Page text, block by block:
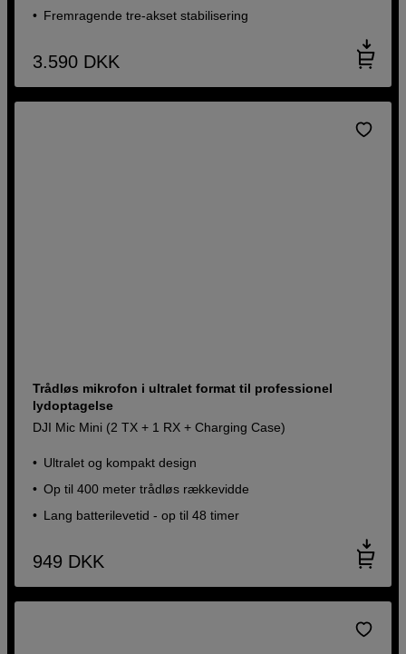
Fremragende tre-akset stabilisering
3.590 DKK
Trådløs mikrofon i ultralet format til professionel
lydoptagelse
DJI Mic Mini (2 TX + 1 RX + Charging Case)
Ultralet og kompakt design
Op til 400 meter trådløs rækkevidde
Lang batterilevetid - op til 48 timer
949 DKK